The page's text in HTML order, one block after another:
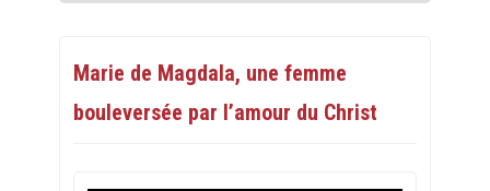
Marie de Magdala, une femme
bouleversée par l’amour du Christ